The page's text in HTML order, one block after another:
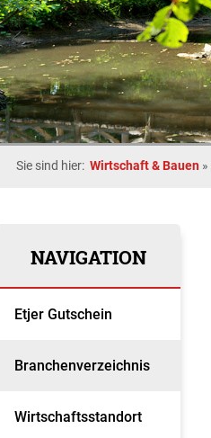
Sie sind hier: Wirtschaft & Bauen »
NAVIGATION
Etjer Gutschein
Branchenverzeichnis
Wirtschaftsstandort